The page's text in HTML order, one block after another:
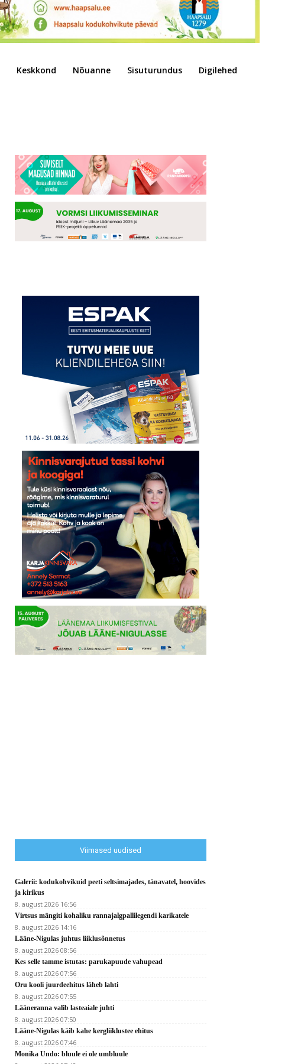
Keskkond Nõuanne Sisuturundus Digilehed
Viimased uudised
Galerii: kodukohvikuid peeti seltsimajades, tänavatel, hoovides
ja kirikus
8. august 2026 16:56
Virtsus mängiti kohaliku rannajalgpallilegendi karikatele
8. august 2026 14:16
Lääne-Nigulas juhtus liiklusõnnetus
8. august 2026 08:56
Kes selle tamme istutas: parukapuude vahupead
8. august 2026 07:56
Oru kooli juurdeehitus läheb lahti
8. august 2026 07:55
Lääneranna valib lasteaiale juhti
8. august 2026 07:50
Lääne-Nigulas käib kahe kergliiklustee ehitus
8. august 2026 07:46
Monika Undo: bluule ei ole umbluule